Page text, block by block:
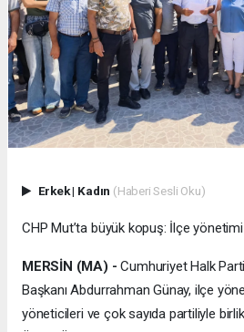
Erkek| Kadın (Haberi Sesli Oku)
CHP Mut’ta büyük kopuş: İlçe
MERSİN (MA) - Cumhuriyet Halk
Başkanı Abdurrahman Günay, ilçe
yöneticileri ve çok sayıda partiliyle